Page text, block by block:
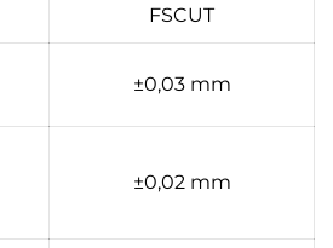
FSCUT
±0,03 mm
±0,02 mm